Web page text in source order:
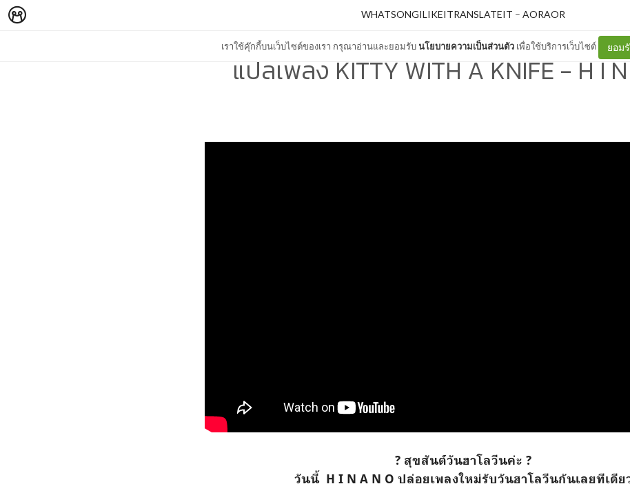
เราใช้คุ๊กกี้บนเว็บไซต์ของเรา กรุณาอ่านและยอมรับนโยบายความเป็นส่วนตัว เพื่อใช้บริการเว็บไซต์ ยอม
WHATSONGILIKEITRANSLATEIT – AORAOR
แปลเพลง KITTY WITH A KNIFE - H I
? สุขสันต์วันฮาโลวีนค่ะ ?
วันนี้ H I N A N O ปล่อยเพลงใหม่รับวันฮาโลวีนกันเลยทีเดีย